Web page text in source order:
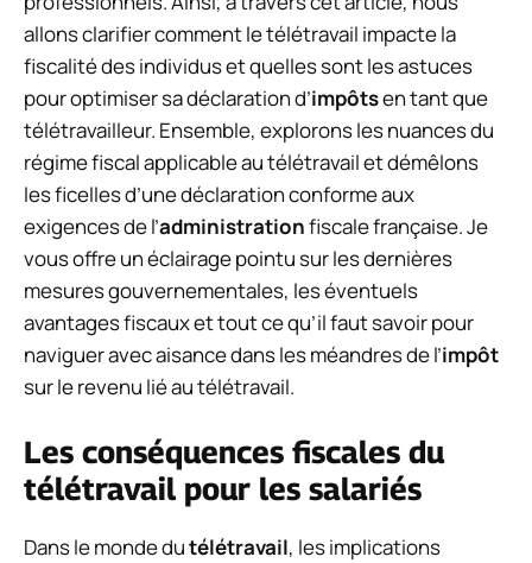
allons clarifier comment le télétravail impacte la
fiscalité des individus et quelles sont les astuces
pour optimiser sa déclaration d’impôtsen tant que
télétravailleur. Ensemble, explorons les nuances du
régime fiscal applicable au télétravail et démêlons
les ficelles d’une déclaration conforme aux
exigences de l’administrationfiscale française. Je
vous offre un éclairage pointu sur les dernières
mesures gouvernementales, les éventuels
avantages fiscaux et tout ce qu’il faut savoir pour
naviguer avec aisance dans les méandres de l’impôt
sur le revenu lié au télétravail.
Les conséquences fiscales du
télétravail pour les salariés
Dans le monde dutélétravail, les implications